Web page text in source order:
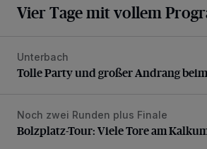
Vier Tage mit vollem
Tolle Party und großer Andrang beim
Unterbach
Tolle Party und großer Andrang
Bolzplatz-Tour: Viele Tore am
Noch zwei Runden plus Finale
Bolzplatz-Tour: Viele Tore am